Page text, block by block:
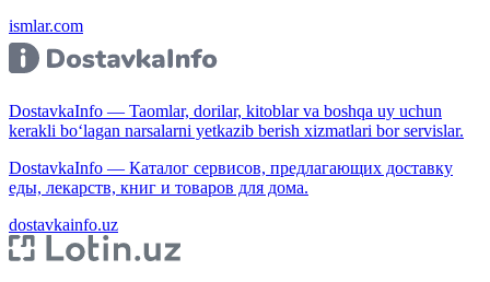
ismlar.com
DostavkaInfo — Taomlar, dorilar, kitoblar va boshqa uy uchun
kerakli bo‘lagan narsalarni yetkazib berish xizmatlari bor servislar.
DostavkaInfo — Каталог сервисов, предлагающих доставку
еды, лекарств, книг и товаров для дома.
dostavkainfo.uz